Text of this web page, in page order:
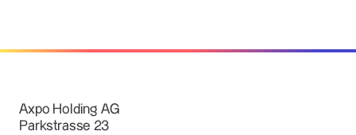
Axpo Holding AG
Parkstrasse 23